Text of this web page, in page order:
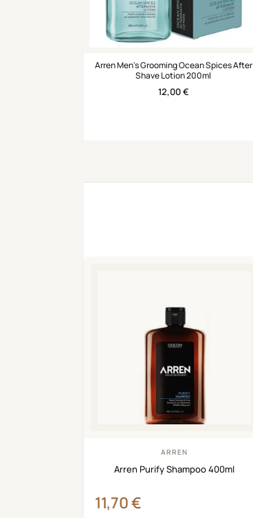
Arren Men's Grooming Ocean Spices After
Shave Lotion 200ml
12,00€
ARREN
Arren Purify Shampoo 400ml
11,70€